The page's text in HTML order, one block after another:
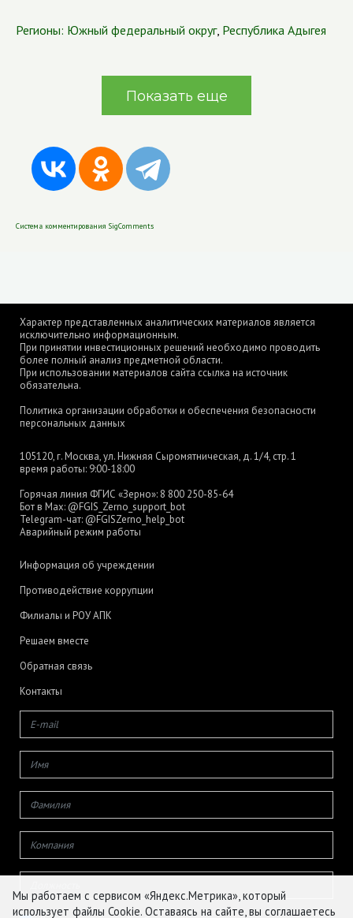
Регионы: Южный федеральный округ, Республика Адыгея
Показать еще
Система комментирования SigComments
Характер представленных аналитических материалов является
исключительно информационным.
При принятии инвестиционных решений необходимо проводить
более полный анализ предметной области.
При использовании материалов сайта ссылка на источник
обязательна.
Политика организации обработки и обеспечения безопасности
персональных данных
105120, г. Москва, ул. Нижняя Сыромятническая, д. 1/4, стр. 1
время работы: 9:00-18:00
Горячая линия ФГИС «Зерно»: 8 800 250-85-64
Бот в Max: @FGIS_Zerno_support_bot
Telegram-чат: @FGISZerno_help_bot
Аварийный режим работы
Информация об учреждении
Противодействие коррупции
Филиалы и РОУ АПК
Решаем вместе
Обратная связь
Контакты
Мы работаем с сервисом «Яндекс.Метрика», который
использует файлы Cookie. Оставаясь на сайте, вы соглашаетесь